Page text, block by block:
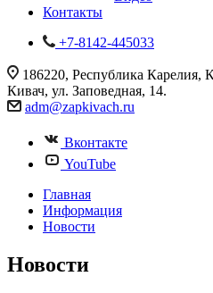
Контакты
+7-8142-445033
186220, Республика Карелия,
Кивач, ул. Заповедная, 14.
adm@zapkivach.ru
Вконтакте
YouTube
Главная
Информация
Новости
Новости